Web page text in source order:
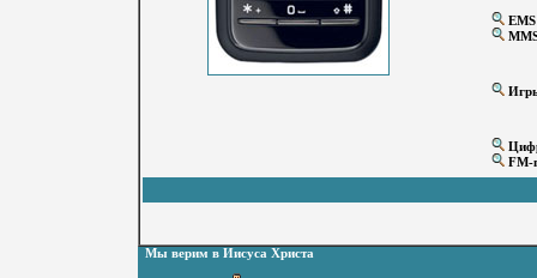
EMS
FM-
Мы верим в Иисуса Христа